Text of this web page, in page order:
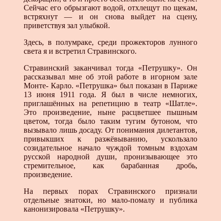
Сейчас его обрызгают водой, отхлещут по щекам,
встряхнут — и он снова выйдет на сцену,
приветствуя зал улыбкой.
Здесь, в полумраке, среди прожекторов лунного
света я и встретил Стравинского.
Стравинский заканчивал тогда «Петрушку». Он
рассказывал мне об этой работе в игорном зале
Монте- Карло. «Петрушка» был показан в Париже
13 июня 1911 года. Я был в числе немногих,
приглашённых на репетицию в театр «Шатле».
Это произведение, ныне расцветшее пышным
цветом, тогда было таким тугим бутоном, что
вызывало лишь досаду. От понимания дилетантов,
привыкших к разжёвыванию, ускользало
созидательное начало чуждой томным вздохам
русской народной души, пронизывающее это
стремительное, как барабанная дробь,
произведение.
На первых порах Стравинского признали
отдельные знатоки, но мало-помалу и публика
канонизировала «Петрушку».